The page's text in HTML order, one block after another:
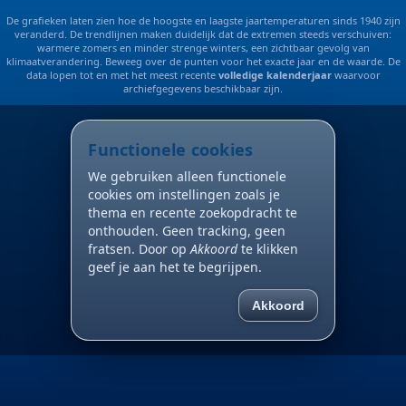
De grafieken laten zien hoe de hoogste en laagste jaartemperaturen sinds 1940 zijn
veranderd. De trendlijnen maken duidelijk dat de extremen steeds verschuiven:
warmere zomers en minder strenge winters, een zichtbaar gevolg van
klimaatverandering. Beweeg over de punten voor het exacte jaar en de waarde. De
data lopen tot en met het meest recente volledige kalenderjaarwaarvoor
archiefgegevens beschikbaar zijn.
Functionele cookies
We gebruiken alleen functionele
cookies om instellingen zoals je
thema en recente zoekopdracht te
onthouden. Geen tracking, geen
fratsen. Door opAkkoordte klikken
geef je aan het te begrijpen.
Akkoord